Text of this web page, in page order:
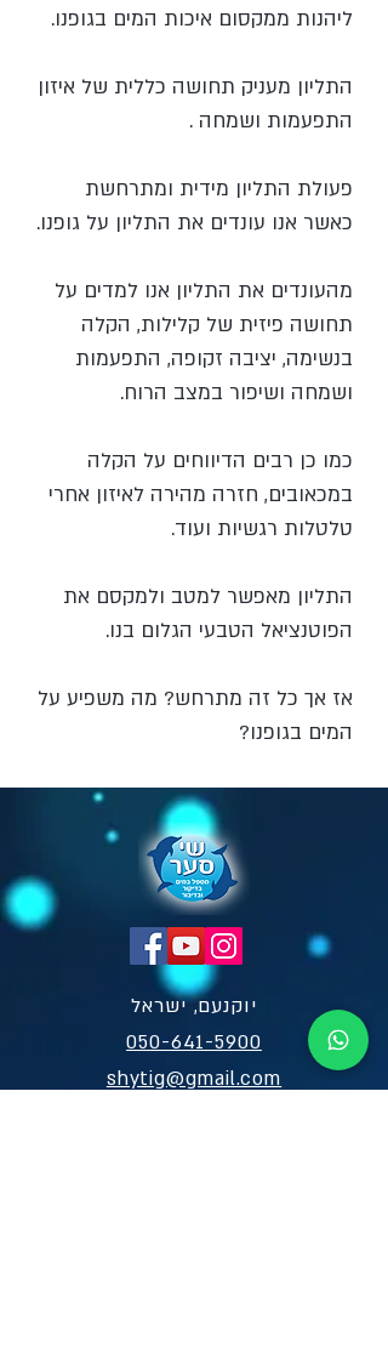
ליהנות ממקסום איכות המים בגופנו.
התליון מעניק תחושה כללית של איזון
התפעמות ושמחה .
פעולת התליון מידית ומתרחשת
כאשר אנו עונדים את התליון על גופנו.
מהעונדים את התליון אנו למדים על
תחושה פיזית של קלילות, הקלה
בנשימה, יציבה זקופה, התפעמות
ושמחה ושיפור במצב הרוח.
כמו כן רבים הדיווחים על הקלה
במכאובים, חזרה מהירה לאיזון אחרי
טלטלות רגשיות ועוד.
התליון מאפשר למטב ולמקסם את
הפוטנציאל הטבעי הגלום בנו.
אז אך כל זה מתרחש? מה משפיע על
המים בגופנו?
יוקנעם, ישראל
050-641-5900​
shytig@gmail.com